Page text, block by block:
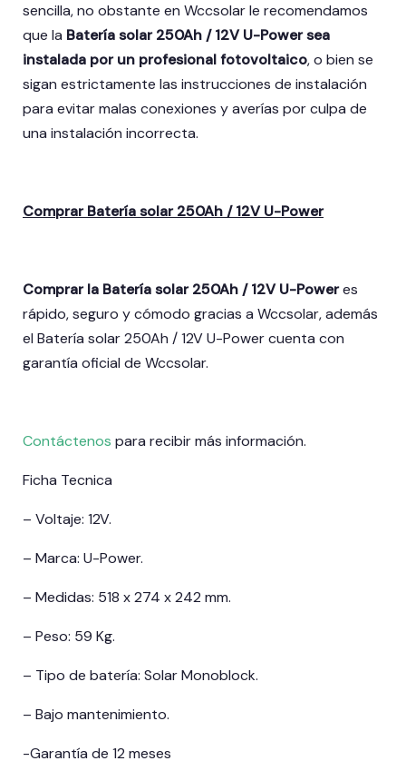
sencilla, no obstante en Wccsolar le recomendamos
que la Batería solar 250Ah / 12V U-Power sea
instalada por un profesional fotovoltaico, o bien se
sigan estrictamente las instrucciones de instalación
para evitar malas conexiones y averías por culpa de
una instalación incorrecta.
Comprar Batería solar 250Ah / 12V U-Power
Comprar la Batería solar 250Ah / 12V U-Poweres
rápido, seguro y cómodo gracias a Wccsolar, además
el Batería solar 250Ah / 12V U-Powercuenta con
garantía oficial de Wccsolar.
Contáctenos para recibir más información.
Ficha Tecnica
– Voltaje: 12V.
– Marca: U-Power.
– Medidas: 518 x 274 x 242 mm.
– Peso: 59 Kg.
– Tipo de batería: Solar Monoblock.
– Bajo mantenimiento.
-Garantía de 12 meses